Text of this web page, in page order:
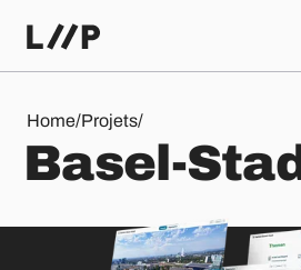
Home/Projets/
Basel-Stadt
Base -Stad